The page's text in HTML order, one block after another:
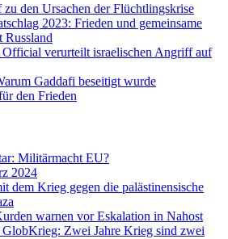
den Ursachen der Flüchtlingskrise
2023: Frieden und gemeinsame
Russland
verurteilt israelischen Angriff auf
Gaddafi beseitigt wurde
den Frieden
Militärmacht EU?
2024
dem Krieg gegen die palästinensische
warnen vor Eskalation in Nahost
Zwei Jahre Krieg sind zwei